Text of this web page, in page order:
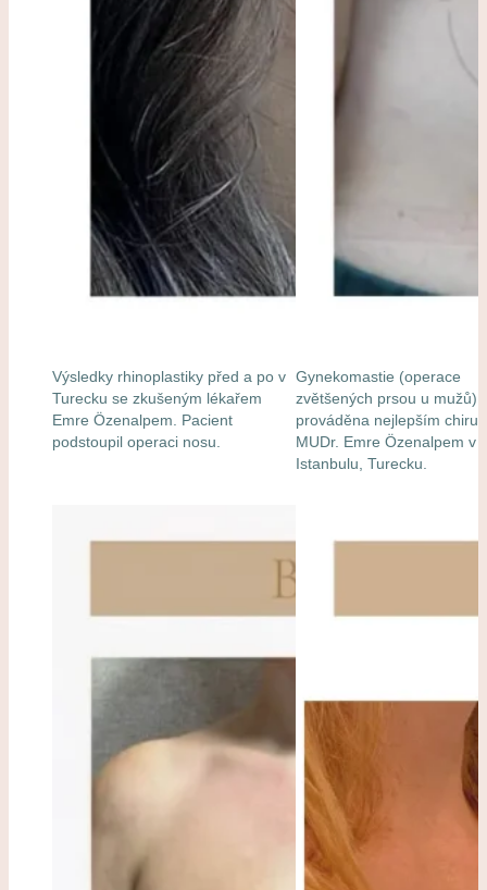
Výsledky rhinoplastiky před a po v
Turecku se zkušeným lékařem
Emre Özenalpem. Pacient
podstoupil operaci nosu.
Gynekomastie (operace
zvětšených prsou u mužů)
prováděna nejlepším
MUDr. Emre Özenalpem v
Istanbulu, Turecku.